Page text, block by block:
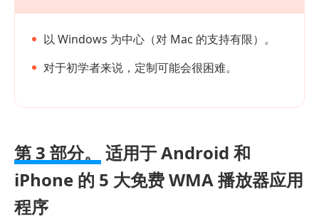
以 Windows 为中心（对 Mac 的支持有限）。
对于初学者来说，定制可能会很困难。
第 3 部分。
适用于 Android 和
iPhone 的 5 大免费 WMA 播放器应用
程序